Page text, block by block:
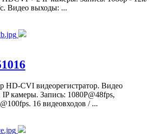
Видео выходы: ...
HD-CVI видеорегистратор. Видео
камеры. Запись: 1080P@48fps,
16 видеовходов / ...